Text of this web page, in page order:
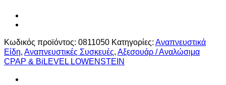
Κωδικός προϊόντος: 0811050 Κατηγορίες: Αναπνευστικά
Είδη, Αναπνευστικές Συσκευές, Αξεσουάρ / Αναλώσιμα
CPAP & BiLEVEL LOWENSTEIN